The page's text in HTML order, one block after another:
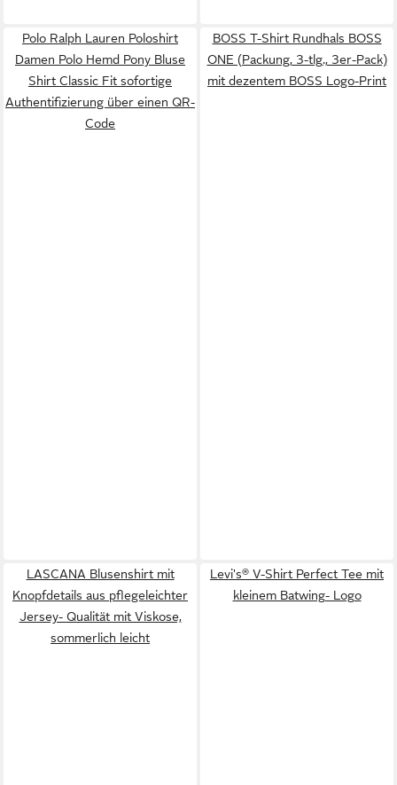
Polo Ralph Lauren Poloshirt
Damen Polo Hemd Pony Bluse
Shirt Classic Fit sofortige
Authentifizierung über einen QR-
Code
BOSS T-Shirt Rundhals BOSS
ONE (Packung, 3-tlg., 3er-Pack)
mit dezentem BOSS Logo-Print
LASCANA Blusenshirt mit
Knopfdetails aus pflegeleichter
Jersey- Qualität mit Viskose,
sommerlich leicht
Levi's® V-Shirt Perfect Tee mit
kleinem Batwing- Logo